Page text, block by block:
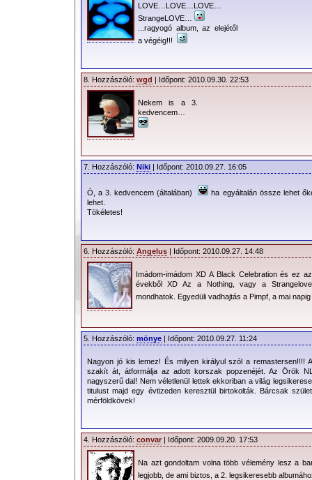
LOVE…LOVE…LOVE…
StrangeLOVE…
...ragyogó album, az elejétől
a végéig!!!
8. Hozzászóló: wgd | Időpont: 2010.09.30. 22:53
Nekem is a 3.
kedvencem…
7. Hozzászóló: Niki | Időpont: 2010.09.27. 16:05
Ó, a 3. kedvencem (általában)
ha egyáltalán össze lehet
lehet.
Tökéletes!
6. Hozzászóló: Angelus | Időpont: 2010.09.27. 14:48
Imádom-imádom XD A Black Celebration és ez
évekből XD Az a Nothing, vagy a
mondhatok. Egyedüli vadhajtás a Pimpf, a mai
5. Hozzászóló: mönye | Időpont: 2010.09.27. 11:24
Nagyon jó kis lemez! És milyen királyul szól a remastersen!!!!
szakít át, átformálja az adott korszak popzenéjét. Az Örök
nagyszerű dal! Nem véletlenül lettek ekkoriban a világ
titulust majd egy évtizeden keresztül birtokolták. Bárcsak
mérföldkövek!
4. Hozzászóló: convar | Időpont: 2009.09.20. 17:53
Na azt gondoltam volna több vélemény lesz a
legjobb, de ami biztos, a 2. legsikeresebb